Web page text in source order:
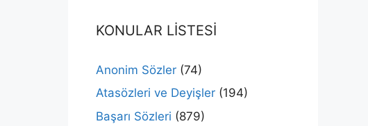
KONULAR LİSTESİ
Anonim Sözler (74)
Atasözleri ve Deyişler (194)
Başarı Sözleri (879)